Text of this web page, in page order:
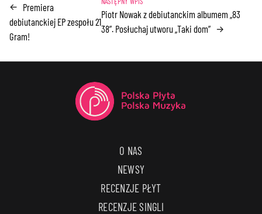
← Premiera
debiutanckiej EP zespołu 21
Gram!
Piotr Nowak z debiutanckim albumem „83
38”. Posłuchaj utworu „Taki dom” →
O NAS
NEWSY
RECENZJE PŁYT
RECENZJE SINGLI